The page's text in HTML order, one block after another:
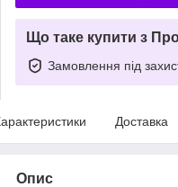
Що таке купити з
Замовлення під
Доставка
Опис